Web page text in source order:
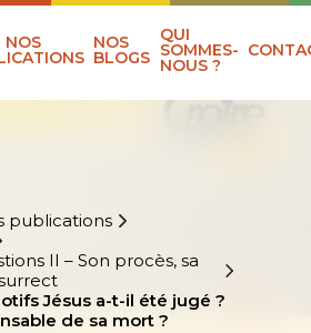
NOS NOS
BLOGS
QUI
SOMMES-
NOUS ?
publications
II – Son procès, sa
Jésus a-t-il été jugé ?
de sa mort ?